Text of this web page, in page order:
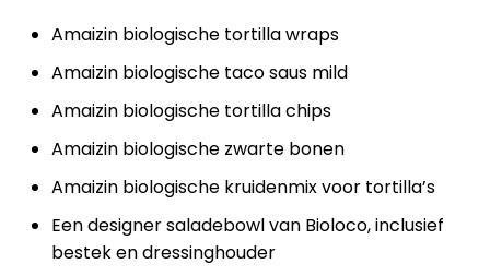
Amaizin biologische tortilla wraps
Amaizin biologische taco saus mild
Amaizin biologische tortilla chips
Amaizin biologische zwarte bonen
Amaizin biologische kruidenmix voor tortilla’s
Een designer saladebowl van Bioloco, inclusief
bestek en dressinghouder